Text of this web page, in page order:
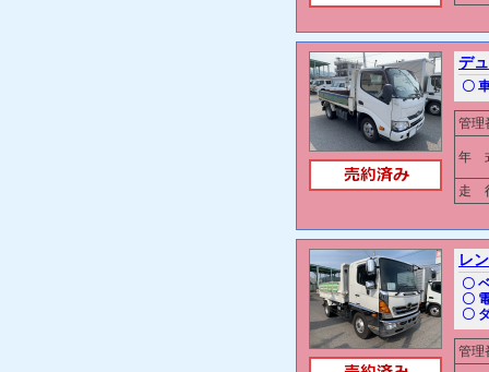
デ
〇
管理
年
走
レ
〇
〇
〇
管理